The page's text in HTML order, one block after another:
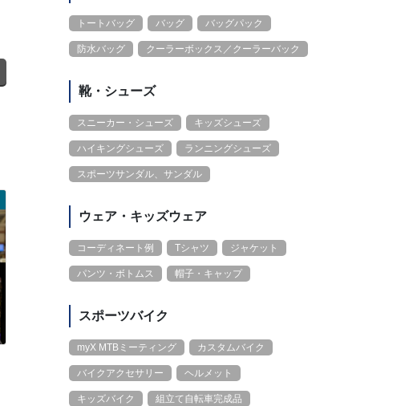
トートバッグ バッグ バッグパック
防水バッグ クーラーボックス／クーラーバック
靴・シューズ
スニーカー・シューズ キッズシューズ
ハイキングシューズ ランニングシューズ
スポーツサンダル、サンダル
ウェア・キッズウェア
コーディネート例 Tシャツ ジャケット
パンツ・ボトムス 帽子・キャップ
スポーツバイク
myX MTBミーティング カスタムバイク
バイクアクセサリー ヘルメット
キッズバイク 組立て自転車完成品